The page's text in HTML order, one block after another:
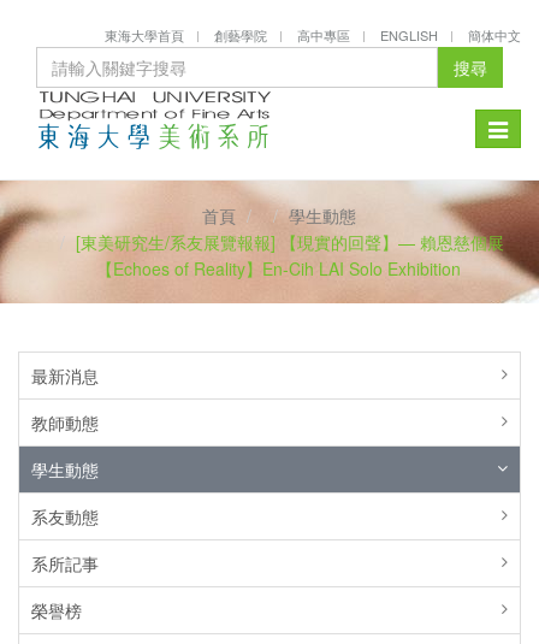
東海大學首頁 創藝學院 高中專區 ENGLISH 簡体中文
搜尋
Toggle
首頁
學生動態
[東美研究生/系友展覽報報] 【現實的回聲‬】— 賴恩慈個展
【Echoes of Reality】En-Cih LAI Solo Exhibition
最新消息
教師動態
學生動態
系友動態
系所記事
榮譽榜